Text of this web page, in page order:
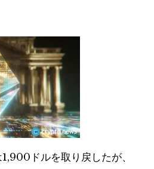
ドルを取り戻したが、